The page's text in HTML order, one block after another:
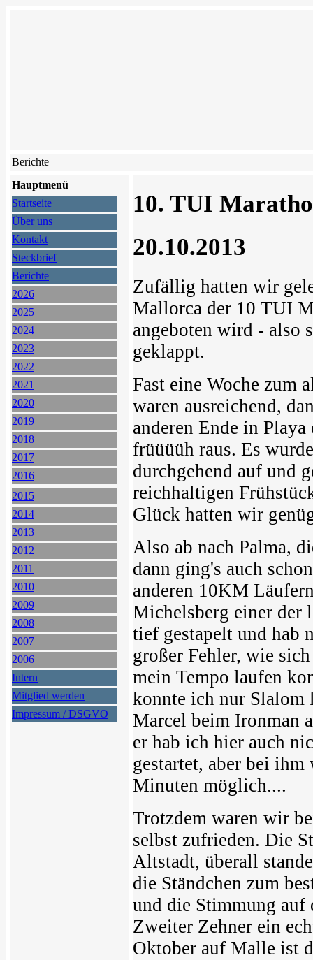
Berichte
Hauptmenü
Startseite
Über uns
Kontakt
Steckbrief
Berichte
2026
2025
2024
2023
2022
2021
2020
2019
2018
2017
2016
2015
2014
2013
2012
2011
2010
2009
2008
2007
2006
Intern
Mitglied werden
Impressum / DSGVO
10. TUI
20.10.2013
Zufällig hatten wir
Mallorca der 10 TUI
angeboten wird - also
geklappt.
Fast eine Woche zum
waren ausreichend,
anderen Ende in
früüüüh raus. Es
durchgehend auf und
reichhaltigen
Glück hatten wir
Also ab nach Palma,
dann ging's auch
anderen 10KM
Michelsberg einer der
tief gestapelt und hab
großer Fehler, wie
mein Tempo laufen
konnte ich nur
Marcel beim Ironman
er hab ich hier auch
gestartet, aber bei
Minuten möglich....
Trotzdem waren wir
selbst zufrieden. Die
Altstadt, überall
die Ständchen zum
und die Stimmung
Zweiter Zehner ein
Oktober auf Malle ist